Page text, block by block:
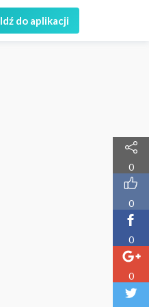
Idź do aplikacji
0
0
0
0